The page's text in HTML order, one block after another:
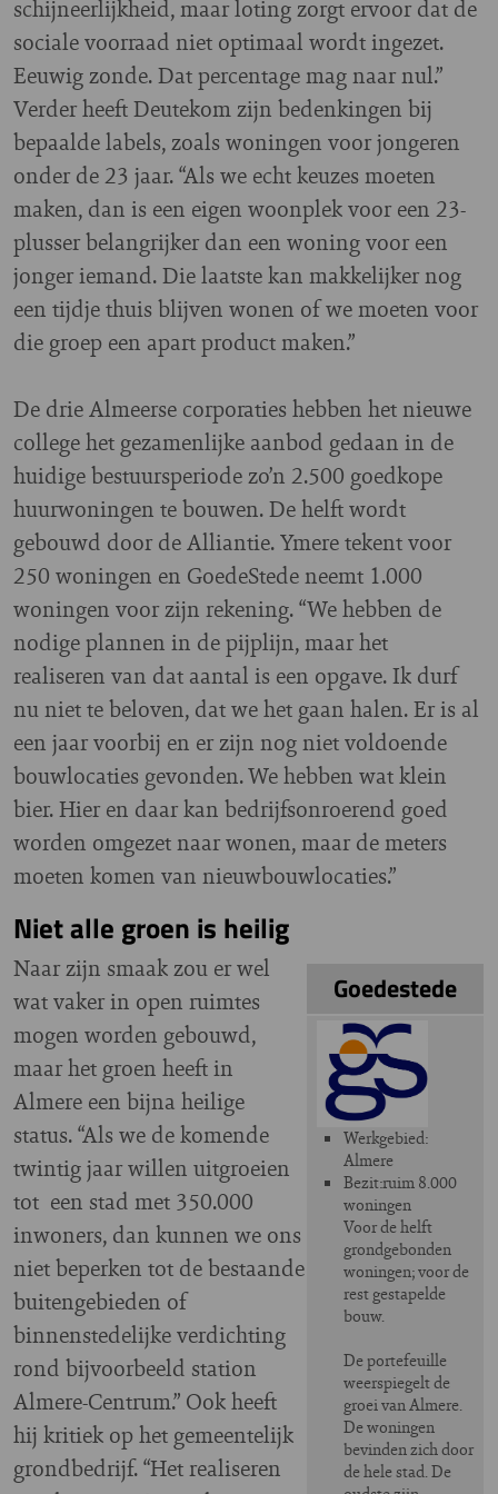
schijneerlijkheid, maar loting zorgt ervoor dat de
sociale voorraad niet optimaal wordt ingezet.
Eeuwig zonde. Dat percentage mag naar nul.”
Verder heeft Deutekom zijn bedenkingen bij
bepaalde labels, zoals woningen voor jongeren
onder de 23 jaar. “Als we echt keuzes moeten
maken, dan is een eigen woonplek voor een 23-
plusser belangrijker dan een woning voor een
jonger iemand. Die laatste kan makkelijker nog
een tijdje thuis blijven wonen of we moeten voor
die groep een apart product maken.”
De drie Almeerse corporaties hebben het nieuwe
college het gezamenlijke aanbod gedaan in de
huidige bestuursperiode zo’n 2.500 goedkope
huurwoningen te bouwen. De helft wordt
gebouwd door de Alliantie. Ymere tekent voor
250 woningen en GoedeStede neemt 1.000
woningen voor zijn rekening. “We hebben de
nodige plannen in de pijplijn, maar het
realiseren van dat aantal is een opgave. Ik durf
nu niet te beloven, dat we het gaan halen. Er is al
een jaar voorbij en er zijn nog niet voldoende
bouwlocaties gevonden. We hebben wat klein
bier. Hier en daar kan bedrijfsonroerend goed
worden omgezet naar wonen, maar de meters
moeten komen van nieuwbouwlocaties.”
Niet alle groen is heilig
Goedestede
Werkgebied:
Almere
Bezit:ruim 8.000
woningen
Voor de helft
grondgebonden
woningen; voor de
rest gestapelde
bouw.
De portefeuille
weerspiegelt de
groei van Almere.
De woningen
bevinden zich door
de hele stad. De
Naar zijn smaak zou er wel
wat vaker in open ruimtes
mogen worden gebouwd,
maar het groen heeft in
Almere een bijna heilige
status. “Als we de komende
twintig jaar willen uitgroeien
tot een stad met 350.000
inwoners, dan kunnen we ons
niet beperken tot de bestaande
buitengebieden of
binnenstedelijke verdichting
rond bijvoorbeeld station
Almere-Centrum.” Ook heeft
hij kritiek op het gemeentelijk
grondbedrijf. “Het realiseren